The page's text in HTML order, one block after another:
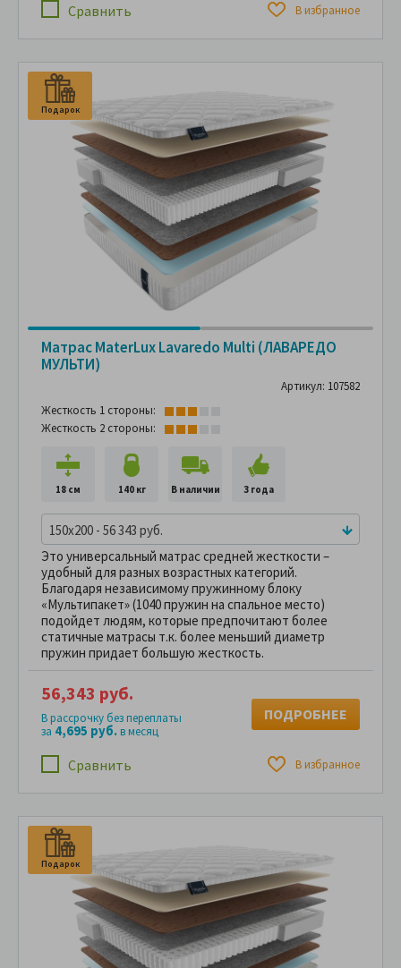
Сравнить В избранное
Подарок
Матрас MaterLux Lavaredo Multi (ЛАВАРЕДО
МУЛЬТИ)
Артикул: 107582
Жесткость 1 стороны:
Жесткость 2 стороны:
18 см 140 кг В наличии 3 года
150x200 - 56 343 руб.
Это универсальный матрас средней жесткости –
удобный для разных возрастных категорий.
Благодаря независимому пружинному блоку
«Мультипакет» (1040 пружин на спальное место)
подойдет людям, которые предпочитают более
статичные матрасы т.к. более меньший диаметр
пружин придает большую жесткость.
Сравнить В избранное
56,343 руб.
В рассрочку без переплаты
за 4,695 руб.в месяц
ПОДРОБНЕЕ
Подарок